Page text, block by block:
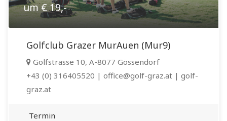
um € 19,-
Golfclub Grazer MurAuen (Mur9)
Golfstrasse 10, A-8077 Gössendorf
+43 (0) 316405520 | office@golf-graz.at | golf-
graz.at
Termin